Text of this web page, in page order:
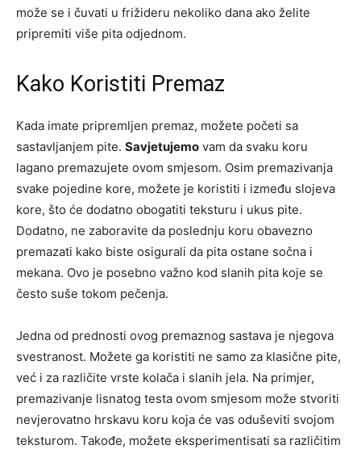
može se i čuvati u frižideru nekoliko dana ako želite
pripremiti više pita odjednom.
Kako Koristiti Premaz
Kada imate pripremljen premaz, možete početi sa
sastavljanjem pite. Savjetujemo vam da svaku koru
lagano premazujete ovom smjesom. Osim premazivanja
svake pojedine kore, možete je koristiti i između slojeva
kore, što će dodatno obogatiti teksturu i ukus pite.
Dodatno, ne zaboravite da poslednju koru obavezno
premazati kako biste osigurali da pita ostane sočna i
mekana. Ovo je posebno važno kod slanih pita koje se
često suše tokom pečenja.
Jedna od prednosti ovog premaznog sastava je njegova
svestranost. Možete ga koristiti ne samo za klasične pite,
već i za različite vrste kolača i slanih jela. Na primjer,
premazivanje lisnatog testa ovom smjesom može stvoriti
nevjerovatno hrskavu koru koja će vas oduševiti svojom
teksturom. Takođe, možete eksperimentisati sa različitim